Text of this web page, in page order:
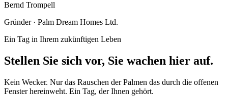
Bernd Trompell
Gründer · Palm Dream Homes Ltd.
Ein Tag in Ihrem zukünftigen Leben
Stellen Sie sich vor, Sie wachen hier auf.
Kein Wecker. Nur das Rauschen der Palmen das durch die offenen
Fenster hereinweht. Ein Tag, der Ihnen gehört.